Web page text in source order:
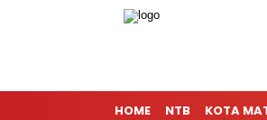
HOME NTB KOTA